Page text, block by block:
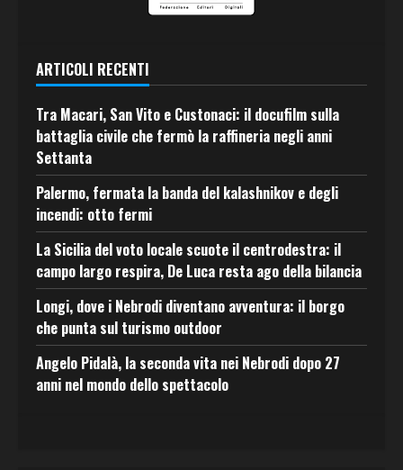
ARTICOLI RECENTI
Tra Macari, San Vito e Custonaci: il docufilm sulla
battaglia civile che fermò la raffineria negli anni
Settanta
Palermo, fermata la banda del kalashnikov e degli
incendi: otto fermi
La Sicilia del voto locale scuote il centrodestra: il
campo largo respira, De Luca resta ago della bilancia
Longi, dove i Nebrodi diventano avventura: il borgo
che punta sul turismo outdoor
Angelo Pidalà, la seconda vita nei Nebrodi dopo 27
anni nel mondo dello spettacolo